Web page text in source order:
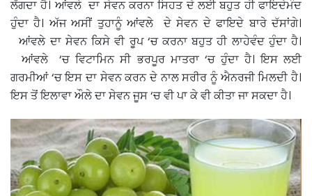
ਲੱਗਦਾ ਹੈ। ਆਂਵਲੇ ਦਾ ਸੇਵਨ ਕਰਨਾ ਸਿਹਤ ਦੇ ਲਈ ਬਹੁਤ ਹੀ ਫਾਇਦੇਮੰਦ
ਹੁੰਦਾ ਹੈ। ਅੱਜ ਅਸੀਂ ਤੁਹਾਨੂੰ ਆਂਵਲੇ ਦੇ ਸੇਵਨ ਦੇ ਫਾਇਦੇ ਬਾਰੇ ਦੱਸਾਂਗੇ।
ਆਂਵਲੇ ਦਾ ਸੇਵਨ ਕਿਸੇ ਵੀ ਰੂਪ ‘ਚ ਕਰਨਾ ਬਹੁਤ ਹੀ ਲਾਹੇਵੰਦ ਹੁੰਦਾ ਹੈ।
ਆਂਵਲੇ ‘ਚ ਵਿਟਾਮਿਨ ਸੀ ਭਰਪੂਰ ਮਾਤਰਾ ‘ਚ ਹੁੰਦਾ ਹੈ। ਇਸ ਲਈ
ਗਰਮੀਆਂ ‘ਚ ਇਸ ਦਾ ਸੇਵਨ ਕਰਨ ਦੇ ਨਾਲ ਸਰੀਰ ਨੂੰ ਐਨਰਜੀ ਮਿਲਦੀ ਹੈ।
ਇਸ ਤੋਂ ਇਲਾਵਾ ਔਲੇ ਦਾ ਸੇਵਨ ਜੂਸ ‘ਚ ਵੀ ਪਾ ਕੇ ਵੀ ਕੀਤਾ ਜਾ ਸਕਦਾ ਹੈ।